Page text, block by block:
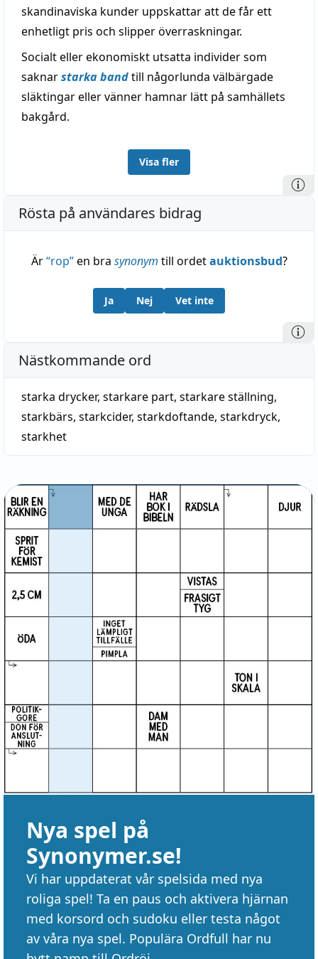
skandinaviska kunder uppskattar att de får ett
enhetligt pris och slipper överraskningar.
Socialt eller ekonomiskt utsatta individer som
saknarstarka bandtill någorlunda välbärgade
släktingar eller vänner hamnar lätt på samhällets
bakgård.
Visa fler
Rösta på användares bidrag
Är“rop”en bra synonym till ordetauktionsbud?
Ja Nej Vet inte
Nästkommande ord
starka drycker, starkare part, starkare ställning,
starkbärs, starkcider, starkdoftande, starkdryck,
starkhet
Nya spel på
Synonymer.se!
Vi har uppdaterat vår spelsida med nya
roliga spel! Ta en paus och aktivera hjärnan
med korsord och sudoku eller testa något
av våra nya spel. Populära Ordfull har nu